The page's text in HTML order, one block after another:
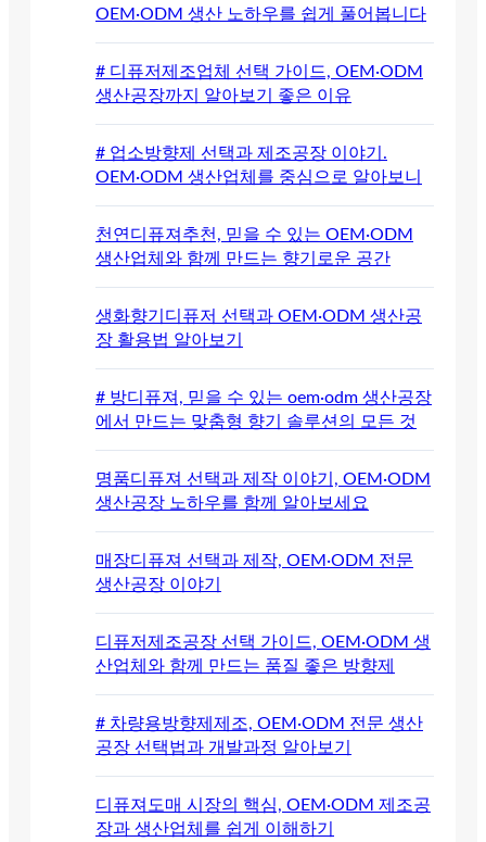
OEM·ODM 생산 노하우를 쉽게 풀어봅니다
# 디퓨저제조업체 선택 가이드, OEM·ODM
생산공장까지 알아보기 좋은 이유
# 업소방향제 선택과 제조공장 이야기.
OEM·ODM 생산업체를 중심으로 알아보니
천연디퓨져추천, 믿을 수 있는 OEM·ODM
생산업체와 함께 만드는 향기로운 공간
생화향기디퓨저 선택과 OEM·ODM 생산공
장 활용법 알아보기
# 방디퓨져, 믿을 수 있는 oem·odm 생산공장
에서 만드는 맞춤형 향기 솔루션의 모든 것
명품디퓨져 선택과 제작 이야기, OEM·ODM
생산공장 노하우를 함께 알아보세요
매장디퓨져 선택과 제작, OEM·ODM 전문
생산공장 이야기
디퓨저제조공장 선택 가이드, OEM·ODM 생
산업체와 함께 만드는 품질 좋은 방향제
# 차량용방향제제조, OEM·ODM 전문 생산
공장 선택법과 개발과정 알아보기
디퓨져도매 시장의 핵심, OEM·ODM 제조공
장과 생산업체를 쉽게 이해하기